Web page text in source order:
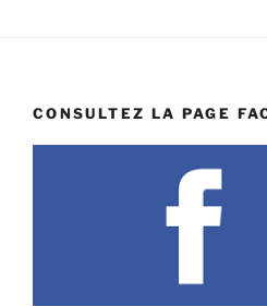
CONSULTEZ LA PAGE